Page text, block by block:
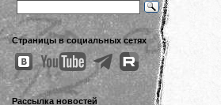
Страницы в социальных сетях
Рассылка новостей